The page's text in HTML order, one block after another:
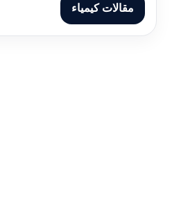
مقالات كيمياء